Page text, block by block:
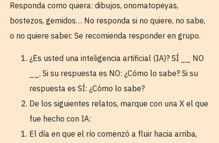
Responda como quiera: dibujos, onomatopeyas,
bostezos, gemidos… No responda si no quiere, no sabe,
o no quiere saber. Se recomienda responder en grupo.
¿Es usted una inteligencia artificial (IA)? SÍ __ NO
__. Si su respuesta es NO: ¿Cómo lo sabe? Si su
respuesta es SÍ: ¿Cómo lo sabe?
De los siguientes relatos, marque con una X el que
fue hecho con IA:
El día en que el río comenzó a fluir hacia arriba,